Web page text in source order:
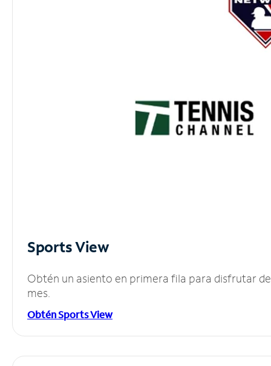
Sports View
Obtén un asiento en primera fila para disfrutar
mes.
Obtén Sports View